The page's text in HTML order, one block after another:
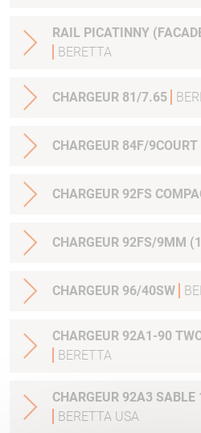
RAIL PICATINNY
BERETTA
CHARGEUR 81/7.65
CHARGEUR 84F/9COURT
CHARGEUR 92FS
CHARGEUR 92FS/9MM
CHARGEUR 96/40SW
CHARGEUR 92A1-90
BERETTA
CHARGEUR 92A3
BERETTA USA